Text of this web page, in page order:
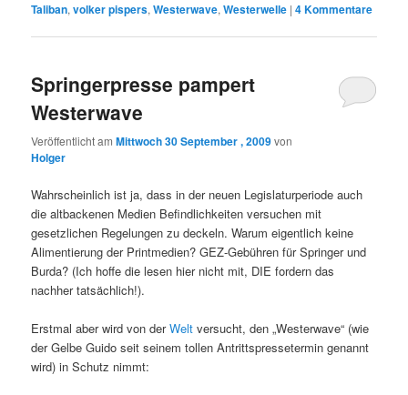
Taliban,volker pispers,Westerwave,Westerwelle |4Kommentare
Springerpresse pampert
Westerwave
Veröffentlicht amMittwoch 30 September , 2009von
Holger
Wahrscheinlich ist ja, dass in der neuen Legislaturperiode auch
die altbackenen Medien Befindlichkeiten versuchen mit
gesetzlichen Regelungen zu deckeln. Warum eigentlich keine
Alimentierung der Printmedien? GEZ-Gebühren für Springer und
Burda? (Ich hoffe die lesen hier nicht mit, DIE fordern das
nachher tatsächlich!).
Erstmal aber wird von derWelt versucht, den „Westerwave“ (wie
der Gelbe Guido seit seinem tollen Antrittspressetermin genannt
wird) in Schutz nimmt: